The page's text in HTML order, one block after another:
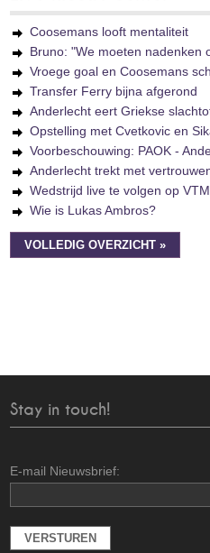
Coosemans looft mentaliteit
Bruno: "We moeten nadenken
Vroege goal en Coosemans
Transfer Ferry bijna afgerond
Anderlecht eert Griekse
Opstelling met Cvetkovic en
Voorbeschouwing: PAOK -
Anderlecht trekt met
Wedstrijd live te volgen op
Wie is Lukas Ambros?
VOLLEDIG OVERZICHT »
Stay in touch!
E-mail Nieuwsbrief: